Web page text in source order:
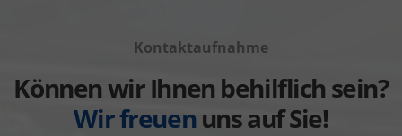
anzeigen
Kontaktaufnahme
Können wir Ihnen behilflich sein?
Wir freuenuns auf Sie!